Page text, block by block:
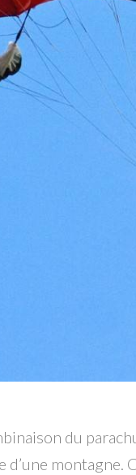
du
montagne.